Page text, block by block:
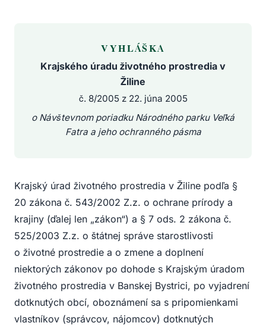
VYHLÁŠKA
Krajského úradu životného prostredia v
Žiline
č. 8/2005 z 22. júna 2005
o Návštevnom poriadku Národného parku Veľká
Fatra a jeho ochranného pásma
Krajský úrad životného prostredia v Žiline podľa §
20 zákona č. 543/2002 Z.z. o ochrane prírody a
krajiny (ďalej len „zákon“) a § 7 ods. 2 zákona č.
525/2003 Z.z. o štátnej správe starostlivosti
o životné prostredie a o zmene a doplnení
niektorých zákonov po dohode s Krajským úradom
životného prostredia v Banskej Bystrici, po vyjadrení
dotknutých obcí, oboznámení sa s pripomienkami
vlastníkov (správcov, nájomcov) dotknutých